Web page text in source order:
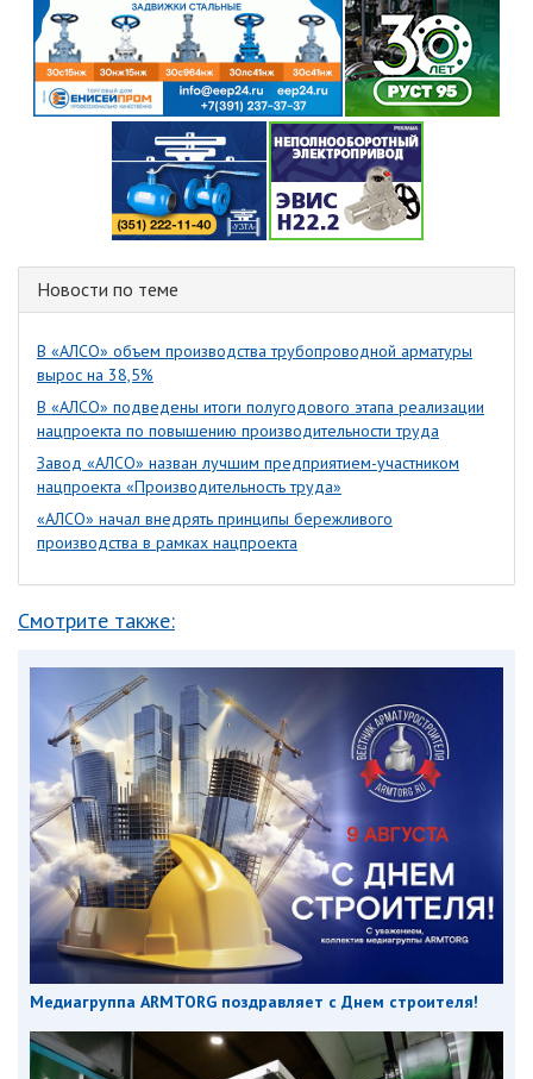
Новости по теме
В «АЛСО» объем производства трубопроводной арматуры
вырос на 38,5%
В «АЛСО» подведены итоги полугодового этапа реализации
нацпроекта по повышению производительности труда
Завод «АЛСО» назван лучшим предприятием-участником
нацпроекта «Производительность труда»
«АЛСО» начал внедрять принципы бережливого
производства в рамках нацпроекта
Смотрите также:
Медиагруппа ARMTORG поздравляет с Днем строителя!